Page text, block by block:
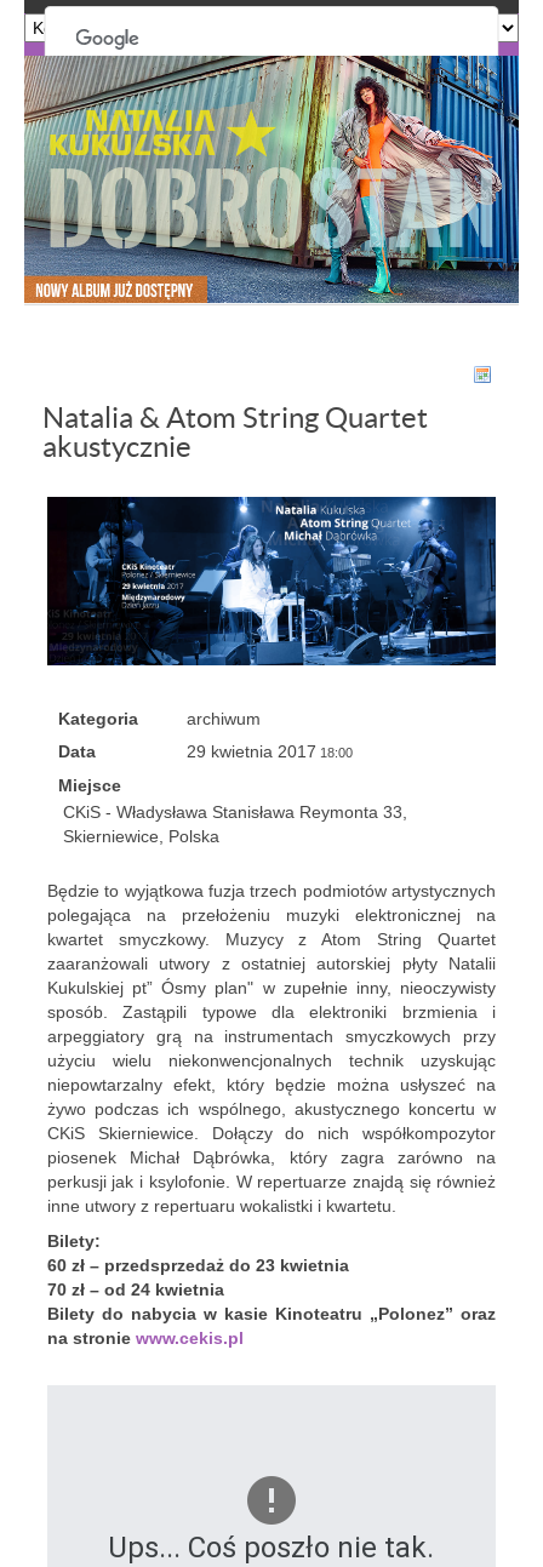
Natalia & Atom String Quartet
akustycznie
Kategoria
archiwum
Data
29 kwietnia 2017 18:00
Miejsce
CKiS - Władysława Stanisława Reymonta 33,
Skierniewice, Polska
Będzie to wyjątkowa fuzja trzech podmiotów artystycznych
polegająca na przełożeniu muzyki elektronicznej na
kwartet smyczkowy. Muzycy z Atom String Quartet
zaaranżowali utwory z ostatniej autorskiej płyty Natalii
Kukulskiej pt” Ósmy plan" w zupełnie inny, nieoczywisty
sposób. Zastąpili typowe dla elektroniki brzmienia i
arpeggiatory grą na instrumentach smyczkowych przy
użyciu wielu niekonwencjonalnych technik uzyskując
niepowtarzalny efekt, który będzie można usłyszeć na
żywo podczas ich wspólnego, akustycznego koncertu w
CKiS Skierniewice. Dołączy do nich współkompozytor
piosenek Michał Dąbrówka, który zagra zarówno na
perkusji jak i ksylofonie. W repertuarze znajdą się również
inne utwory z repertuaru wokalistki i kwartetu.
Bilety:
60 zł – przedsprzedaż do 23 kwietnia
70 zł – od 24 kwietnia
Bilety do nabycia w kasie Kinoteatru „Polonez” oraz
na stronie www.cekis.pl
Ups... Coś poszło nie tak.
Ta strona nie może poprawnie wczytać Map
Google.
Czy jesteś właścicielem tej witryny? OK